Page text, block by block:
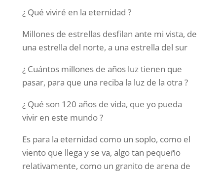
¿ Qué viviré en la eternidad ?
Millones de estrellas desfilan ante mi vista, de
una estrella del norte, a una estrella del sur
¿ Cuántos millones de años luz tienen que
pasar, para que una reciba la luz de la otra ?
¿ Qué son 120 años de vida, que yo pueda
vivir en este mundo ?
Es para la eternidad como un soplo, como el
viento que llega y se va, algo tan pequeño
relativamente, como un granito de arena de